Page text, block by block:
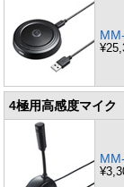
4極用高感度マイク